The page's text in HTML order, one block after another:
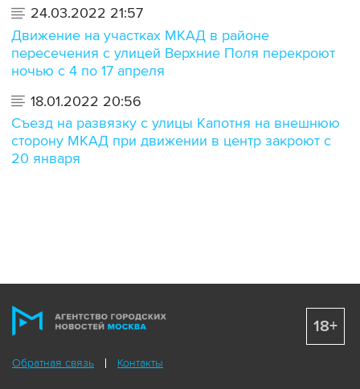
24.03.2022 21:57
Движение на участках МКАД в районе
пересечения с улицей Верхние Поля перекроют
ночью с 4 по 17 апреля
18.01.2022 20:56
Съезд на развязку с улицы Капотня на внешнюю
сторону МКАД при движении в центр закроют с
20 января
Обратная связь Контакты
18+